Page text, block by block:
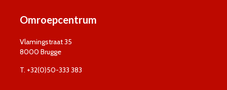
Omroepcentrum
Vlamingstraat 35
8000 Brugge
T. +32(0)50-333 383